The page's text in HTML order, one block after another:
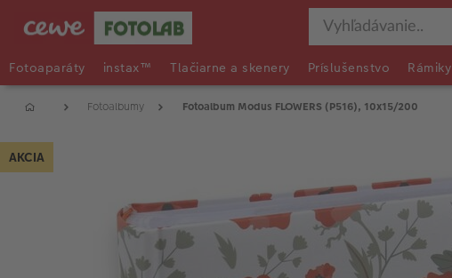
Fotoaparáty instax™ Tlačiarne a skenery Príslušenstvo Rámiky
Fotoalbumy Fotoalbum Modus FLOWERS (P516), 10x15/200
AKCIA